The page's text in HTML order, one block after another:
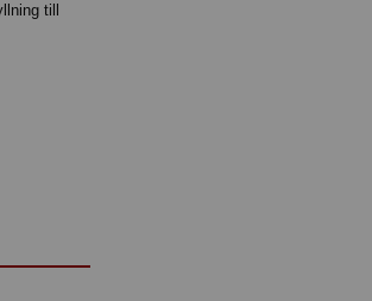
till